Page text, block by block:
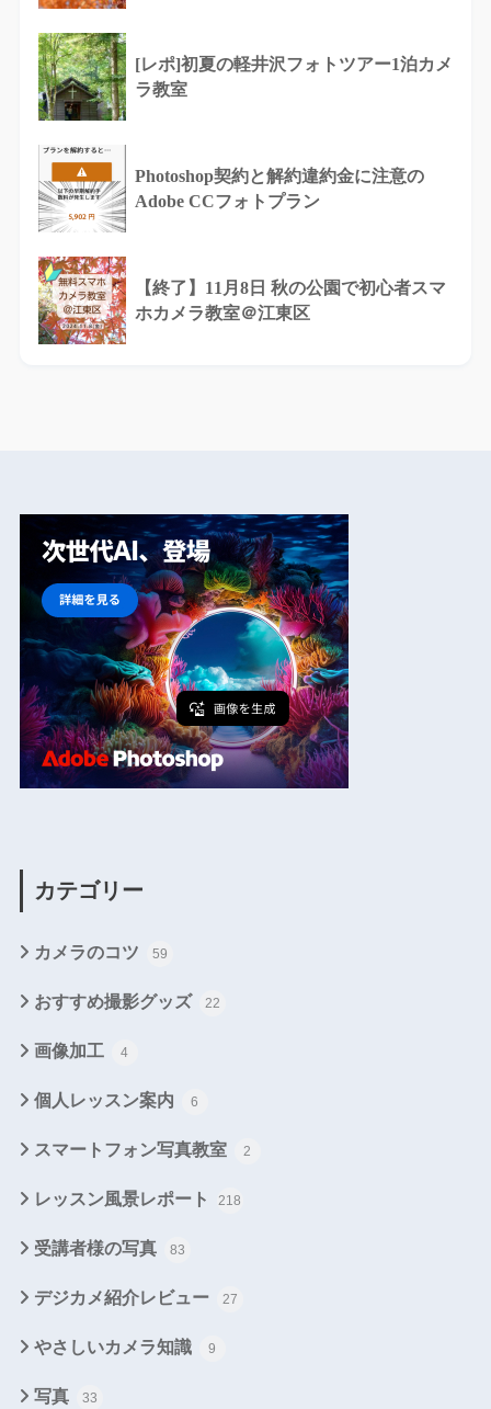
[レポ]初夏の軽井沢フォトツアー1泊カメ
ラ教室
Photoshop契約と解約違約金に注意の
Adobe CCフォトプラン
【終了】11月8日 秋の公園で初心者スマ
ホカメラ教室＠江東区
カテゴリー
カメラのコツ 59
おすすめ撮影グッズ 22
画像加工 4
個人レッスン案内 6
スマートフォン写真教室 2
レッスン風景レポート 218
受講者様の写真 83
デジカメ紹介レビュー 27
やさしいカメラ知識 9
写真 33